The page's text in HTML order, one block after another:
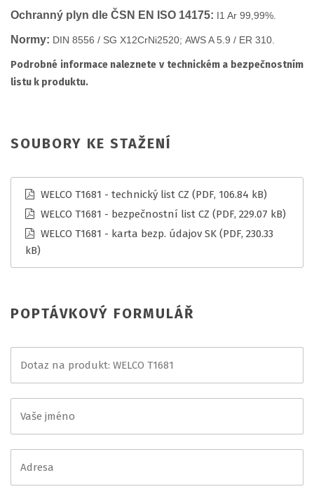
Ochranný plyn dle ČSN EN ISO 14175: I1 Ar 99,99%.
Normy: DIN 8556 / SG X12CrNi2520; AWS A 5.9 / ER 310.
Podrobné informace naleznete v technickém a bezpečnostním
listu k produktu.
SOUBORY KE STAŽENÍ
WELCO T1681 - technický list CZ (PDF, 106.84 kB)
WELCO T1681 - bezpečnostní list CZ (PDF, 229.07 kB)
WELCO T1681 - karta bezp. údajov SK (PDF, 230.33
kB)
POPTÁVKOVÝ FORMULÁŘ